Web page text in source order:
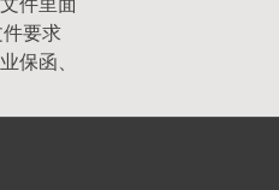
要求
保函、